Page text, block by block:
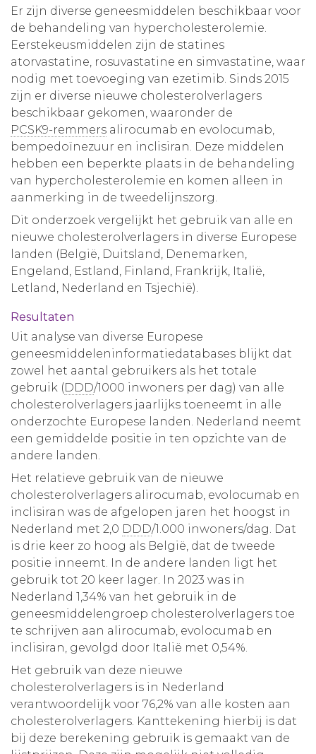
Er zijn diverse geneesmiddelen beschikbaar voor
de behandeling van hypercholesterolemie.
Eerstekeusmiddelen zijn de statines
atorvastatine, rosuvastatine en simvastatine, waar
nodig met toevoeging van ezetimib. Sinds 2015
zijn er diverse nieuwe cholesterolverlagers
beschikbaar gekomen, waaronder de
PCSK9-remmers alirocumab en evolocumab,
bempedoïnezuur en inclisiran. Deze middelen
hebben een beperkte plaats in de behandeling
van hypercholesterolemie en komen alleen in
aanmerking in de tweedelijnszorg.
Dit onderzoek vergelijkt het gebruik van alle en
nieuwe cholesterolverlagers in diverse Europese
landen (België, Duitsland, Denemarken,
Engeland, Estland, Finland, Frankrijk, Italië,
Letland, Nederland en Tsjechië).
Resultaten
Uit analyse van diverse Europese
geneesmiddeleninformatiedatabases blijkt dat
zowel het aantal gebruikers als het totale
gebruik (DDD/1000 inwoners per dag) van alle
cholesterolverlagers jaarlijks toeneemt in alle
onderzochte Europese landen. Nederland neemt
een gemiddelde positie in ten opzichte van de
andere landen.
Het relatieve gebruik van de nieuwe
cholesterolverlagers alirocumab, evolocumab en
inclisiran was de afgelopen jaren het hoogst in
Nederland met 2,0 DDD/1.000 inwoners/dag. Dat
is drie keer zo hoog als België, dat de tweede
positie inneemt. In de andere landen ligt het
gebruik tot 20 keer lager. In 2023 was in
Nederland 1,34% van het gebruik in de
geneesmiddelengroep cholesterolverlagers toe
te schrijven aan alirocumab, evolocumab en
inclisiran, gevolgd door Italië met 0,54%.
Het gebruik van deze nieuwe
cholesterolverlagers is in Nederland
verantwoordelijk voor 76,2% van alle kosten aan
cholesterolverlagers. Kanttekening hierbij is dat
bij deze berekening gebruik is gemaakt van de